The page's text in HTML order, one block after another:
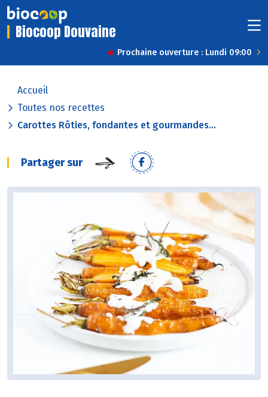
Biocoop Douvaine
Prochaine ouverture : Lundi 09:00
Accueil
Toutes nos recettes
Carottes Rôties, fondantes et gourmandes...
Partager sur